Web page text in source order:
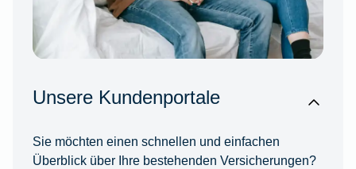
Unsere Kundenportale
Sie möchten einen schnellen und einfachen
Überblick über Ihre bestehenden Versicherungen?